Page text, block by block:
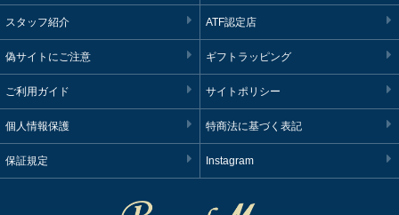
スタッフ紹介 ATF認定店
偽サイトにご注意 ギフトラッピング
ご利用ガイド サイトポリシー
個人情報保護 特商法に基づく表記
保証規定 Instagram